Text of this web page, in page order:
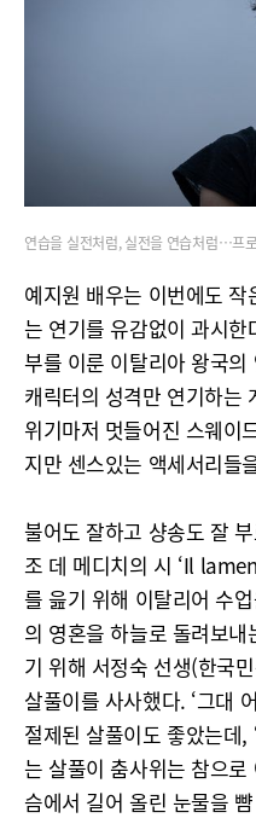
연습을 실전처럼, 실전을 연습처럼…프
예지원 배우는 이번에도
는 연기를 유감없이 과시
부를 이룬 이탈리아 왕국
캐릭터의 성격만 연기하는
위기마저 멋들어진 스웨이
지만 센스있는 액세서리들
불어도 잘하고 샹송도 잘
조 데 메디치의 시 ‘Il
를 읊기 위해 이탈리어 수
의 영혼을 하늘로 돌려보
기 위해 서정숙 선생(한국
살풀이를 사사했다. ‘그대
절제된 살풀이도 좋았는데,
는 살풀이 춤사위는 참으
슴에서 길어 올린 눈물을